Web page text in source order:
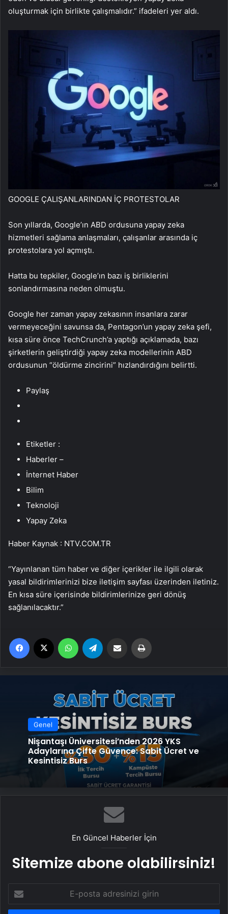
oluşturmak için birlikte çalışmalıdır.” ifadeleri yer aldı.
GOOGLE ÇALIŞANLARINDAN İÇ PROTESTOLAR
Son yıllarda, Google’ın ABD ordusuna yapay zeka
hizmetleri sağlama anlaşmaları, çalışanlar arasında iç
protestolara yol açmıştı.
Hatta bu tepkiler, Google’ın bazı iş birliklerini
sonlandırmasına neden olmuştu.
Google her zaman yapay zekasının insanlara zarar
vermeyeceğini savunsa da, Pentagon’un yapay zeka şefi,
kısa süre önce TechCrunch’a yaptığı açıklamada, bazı
şirketlerin geliştirdiği yapay zeka modellerinin ABD
ordusunun “öldürme zincirini” hızlandırdığını belirtti.
Paylaş
Etiketler :
Haberler –
İnternet Haber
Bilim
Teknoloji
Yapay Zeka
Haber Kaynak : NTV.COM.TR
“Yayınlanan tüm haber ve diğer içerikler ile ilgili olarak
yasal bildirimlerinizi bize iletişim sayfası üzerinden iletiniz.
En kısa süre içerisinde bildirimlerinize geri dönüş
sağlanılacaktır.”
Facebook WhatsApp Email'den paylaş
Genel
Nişantaşı Üniversitesi’nden 2026 YKS
Adaylarına Çifte Güvence: Sabit Ücret ve
Kesintisiz Burs
En Güncel Haberler İçin
Sitemize abone olabilirsiniz!
posta
adresinizi